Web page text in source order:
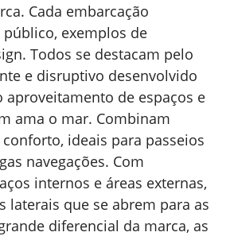
Cada embarcação
exemplos de
Todos se destacam pelo
e disruptivo desenvolvido
aproveitamento de espaços e
ama o mar. Combinam
ideais para passeios
navegações. Com
internos e áreas externas,
laterais que se abrem para as
diferencial da marca, as